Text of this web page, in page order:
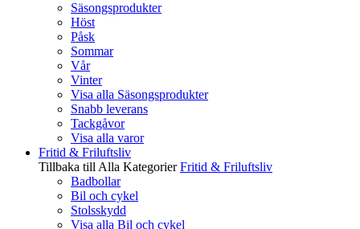
Säsongsprodukter
Höst
Påsk
Sommar
Vår
Vinter
Visa alla Säsongsprodukter
Snabb leverans
Tackgåvor
Visa alla varor
Fritid & Friluftsliv
Tillbaka till Alla Kategorier Fritid & Friluftsliv
Badbollar
Bil och cykel
Stolsskydd
Visa alla Bil och cykel